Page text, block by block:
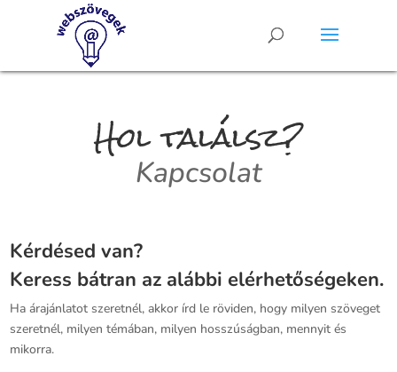
Hol találsz?
Kapcsolat
Kérdésed van?
Keress bátran az alábbi elérhetőségeken.
Ha árajánlatot szeretnél, akkor írd le röviden, hogy milyen szöveget
szeretnél, milyen témában, milyen hosszúságban, mennyit és
mikorra.